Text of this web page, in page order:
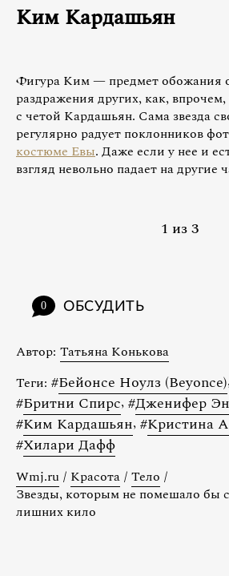
Ким Кардашьян
Фигура Ким — предмет обожания
раздражения других, как, впрочем,
с четой Кардашьян. Сама звезда
регулярно радует поклонников
костюме Евы. Даже если у нее и
взгляд невольно падает на другие
1 из3
0 ОБСУДИТЬ
Автор: Татьяна Конькова
Теги: #Бейонсе Ноулз (Beyonce)
#Бритни Спирс, #Дженифер
#Ким Кардашьян, #Кристина
#Хилари Дафф
Wmj.ru / Красота / Тело /
Звезды, которым не помешало бы
лишних кило